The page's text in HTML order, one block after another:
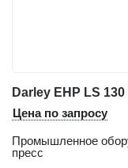
Darley EHP LS
Цена по запросу
Промышленное
пресс